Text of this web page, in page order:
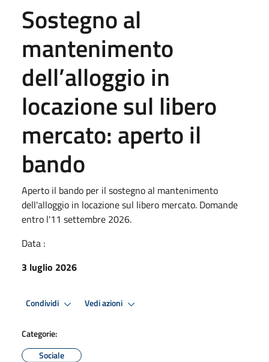
Sostegno al
mantenimento
dell’alloggio in
locazione sul libero
mercato: aperto il
bando
Aperto il bando per il sostegno al mantenimento
dell'alloggio in locazione sul libero mercato. Domande
entro l'11 settembre 2026.
Data :
3 luglio 2026
Condividi Vedi azioni
Categorie:
Sociale